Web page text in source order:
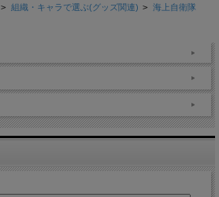
> 組織・キャラで選ぶ(グッズ関連) > 海上自衛隊